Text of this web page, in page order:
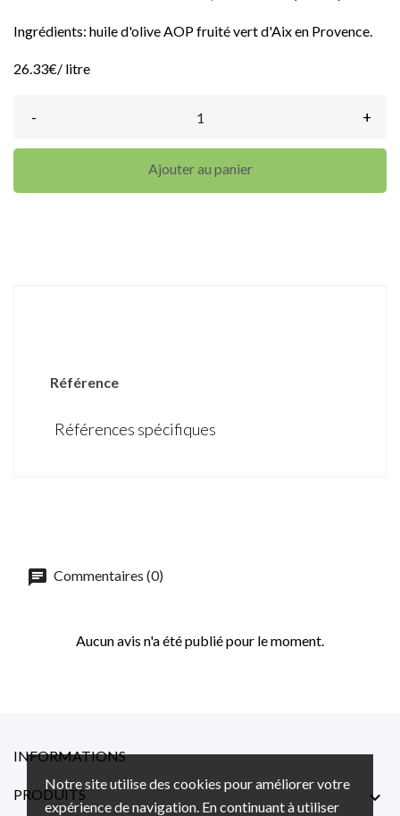
Notre site utilise des cookies pour améliorer votre
expérience de navigation. En continuant à utiliser
Ingrédients: huile d'olive AOP fruité vert d'Aix en Provence.
26.33€/ litre
- +
Ajouter au panier
Référence
Références spécifiques
Commentaires (0)
Aucun avis n'a été publié pour le moment.
INFORMATIONS
PRODUITS 